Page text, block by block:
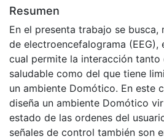
Resumen
En el presenta trabajo se busca,
de electroencefalograma (EEG),
cual permite la interacción tanto
saludable como del que tiene
un ambiente Domótico. En este
diseña un ambiente Domótico
estado de las ordenes del
señales de control también son